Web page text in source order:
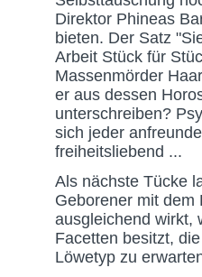
Direktor Phineas
bieten. Der Satz
Arbeit Stück für
Massenmörder
er aus dessen
unterschreiben?
sich jeder
freiheitsliebend ...
Als nächste Tücke
Geborener mit dem
ausgleichend wirkt,
Facetten besitzt,
Löwetyp zu